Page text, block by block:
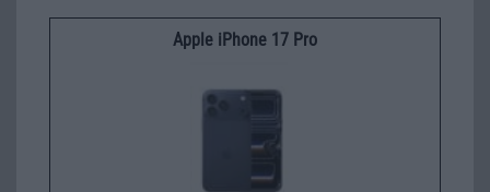
Apple iPhone 17 Pro